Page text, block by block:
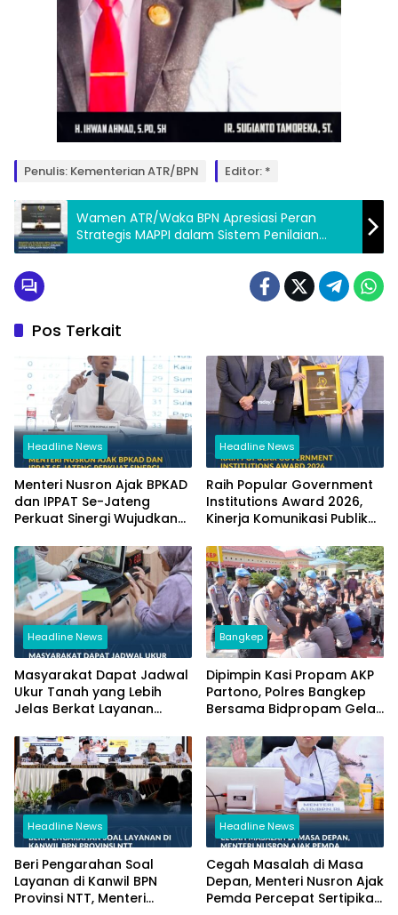
Penulis: Kementerian ATR/BPN Editor: *
Wamen ATR/Waka BPN Apresiasi Peran
Strategis MAPPI dalam Sistem Penilaian
Nasional
Pos Terkait
Headline News
Menteri Nusron Ajak BPKAD
dan IPPAT Se-Jateng
Perkuat Sinergi Wujudkan
Pertanahan
Headline News
Raih Popular Government
Institutions Award 2026,
Kinerja Komunikasi Publik
Kembali Diakui
Headline News
Masyarakat Dapat Jadwal
Ukur Tanah yang Lebih
Jelas Berkat Layanan
Bangkep
Dipimpin Kasi Propam AKP
Partono, Polres Bangkep
Bersama Bidpropam Gelar
Headline News
Beri Pengarahan Soal
Layanan di Kanwil BPN
Provinsi NTT, Menteri
Headline News
Cegah Masalah di Masa
Depan, Menteri Nusron Ajak
Pemda Percepat Sertipikasi